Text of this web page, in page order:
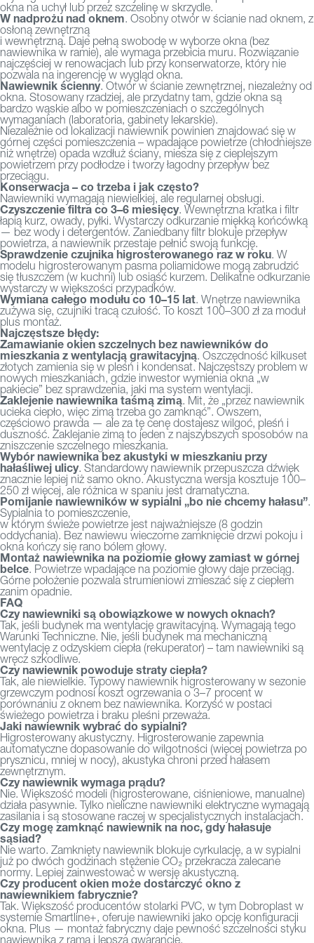
okna na uchył lub przez szczelinę w skrzydle.
W nadprożu nad oknem. Osobny otwór w ścianie nad oknem, z
osłoną zewnętrzną
i wewnętrzną. Daje pełną swobodę w wyborze okna (bez
nawiewnika w ramie), ale wymaga przebicia muru. Rozwiązanie
najczęściej w renowacjach lub przy konserwatorze, który nie
pozwala na ingerencję w wygląd okna.
Nawiewnik ścienny. Otwór w ścianie zewnętrznej, niezależny od
okna. Stosowany rzadziej, ale przydatny tam, gdzie okna są
bardzo wąskie albo w pomieszczeniach o szczególnych
wymaganiach (laboratoria, gabinety lekarskie).
Niezależnie od lokalizacji nawiewnik powinien znajdować się w
górnej części pomieszczenia – wpadające powietrze (chłodniejsze
niż wnętrze) opada wzdłuż ściany, miesza się z cieplejszym
powietrzem przy podłodze i tworzy łagodny przepływ bez
przeciągu.
Konserwacja – co trzeba i jak często?
Nawiewniki wymagają niewielkiej, ale regularnej obsługi.
Czyszczenie filtra co 3–6 miesięcy. Wewnętrzna kratka i filtr
łapią kurz, owady, pyłki. Wystarczy odkurzanie miękką końcówką
— bez wody i detergentów. Zaniedbany filtr blokuje przepływ
powietrza, a nawiewnik przestaje pełnić swoją funkcję.
Sprawdzenie czujnika higrosterowanego raz w roku. W
modelu higrosterowanym pasma poliamidowe mogą zabrudzić
się tłuszczem (w kuchni) lub osiąść kurzem. Delikatne odkurzanie
wystarczy w większości przypadków.
Wymiana całego modułu co 10–15 lat. Wnętrze nawiewnika
zużywa się, czujniki tracą czułość. To koszt 100–300 zł za moduł
plus montaż.
Najczęstsze błędy:
Zamawianie okien szczelnych bez nawiewników do
mieszkania z wentylacją grawitacyjną. Oszczędność kilkuset
złotych zamienia się w pleśń i kondensat. Najczęstszy problem w
nowych mieszkaniach, gdzie inwestor wymienia okna „w
pakiecie” bez sprawdzenia, jaki ma system wentylacji.
Zaklejenie nawiewnika taśmą zimą. Mit, że „przez nawiewnik
ucieka ciepło, więc zimą trzeba go zamknąć”. Owszem,
częściowo prawda — ale za tę cenę dostajesz wilgoć, pleśń i
duszność. Zaklejanie zimą to jeden z najszybszych sposobów na
zniszczenie szczelnego mieszkania.
Wybór nawiewnika bez akustyki w mieszkaniu przy
hałaśliwej ulicy. Standardowy nawiewnik przepuszcza dźwięk
znacznie lepiej niż samo okno. Akustyczna wersja kosztuje 100–
250 zł więcej, ale różnica w spaniu jest dramatyczna.
Pomijanie nawiewników w sypialni „bo nie chcemy hałasu”.
Sypialnia to pomieszczenie,
w którym świeże powietrze jest najważniejsze (8 godzin
oddychania). Bez nawiewu wieczorne zamknięcie drzwi pokoju i
okna kończy się rano bólem głowy.
Montaż nawiewnika na poziomie głowy zamiast w górnej
belce. Powietrze wpadające na poziomie głowy daje przeciąg.
Górne położenie pozwala strumieniowi zmieszać się z ciepłem
zanim opadnie.
FAQ
Czy nawiewniki są obowiązkowe w nowych oknach?
Tak, jeśli budynek ma wentylację grawitacyjną. Wymagają tego
Warunki Techniczne. Nie, jeśli budynek ma mechaniczną
wentylację z odzyskiem ciepła (rekuperator) – tam nawiewniki są
wręcz szkodliwe.
Czy nawiewnik powoduje straty ciepła?
Tak, ale niewielkie. Typowy nawiewnik higrosterowany w sezonie
grzewczym podnosi koszt ogrzewania o 3–7 procent w
porównaniu z oknem bez nawiewnika. Korzyść w postaci
świeżego powietrza i braku pleśni przeważa.
Jaki nawiewnik wybrać do sypialni?
Higrosterowany akustyczny. Higrosterowanie zapewnia
automatyczne dopasowanie do wilgotności (więcej powietrza po
prysznicu, mniej w nocy), akustyka chroni przed hałasem
zewnętrznym.
Czy nawiewnik wymaga prądu?
Nie. Większość modeli (higrosterowane, ciśnieniowe, manualne)
działa pasywnie. Tylko nieliczne nawiewniki elektryczne wymagają
zasilania i są stosowane raczej w specjalistycznych instalacjach.
Czy mogę zamknąć nawiewnik na noc, gdy hałasuje
sąsiad?
Nie warto. Zamknięty nawiewnik blokuje cyrkulację, a w sypialni
już po dwóch godzinach stężenie CO₂ przekracza zalecane
normy. Lepiej zainwestować w wersję akustyczną.
Czy producent okien może dostarczyć okno z
nawiewnikiem fabrycznie?
Tak. Większość producentów stolarki PVC, w tym Dobroplast w
systemie Smartline+, oferuje nawiewniki jako opcję konfiguracji
okna. Plus — montaż fabryczny daje pewność szczelności styku
nawiewnika z ramą i lepszą gwarancję.